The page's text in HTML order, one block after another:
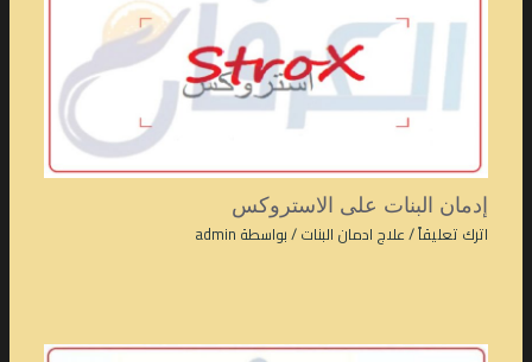
إدمان البنات على الاستروكس
اترك تعليقاً/علاج ادمان البنات/ بواسطة admin